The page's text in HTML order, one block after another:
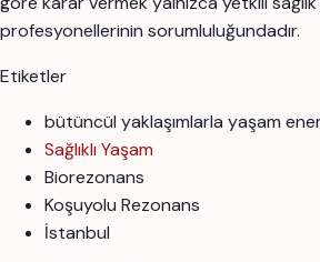
profesyonellerinin sorumluluğundadır.
Etiketler
bütüncül yaklaşımlarla yaşam
Sağlıklı Yaşam
Biorezonans
Koşuyolu Rezonans
İstanbul